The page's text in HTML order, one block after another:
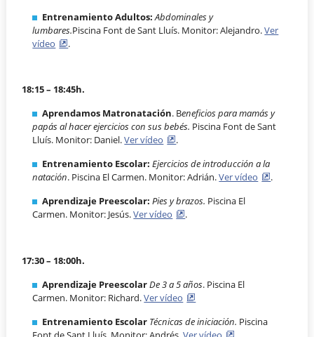
Entrenamiento Adultos:Abdominales y
lumbares.Piscina Font de Sant Lluís. Monitor: Alejandro.Ver
vídeo
.
18:15 – 18:45h.
Aprendamos Matronatación. Beneficios para mamás y
papás al hacer ejercicios con sus bebés. Piscina Font de Sant
Lluís. Monitor: Daniel.Ver vídeo
.
Entrenamiento Escolar:Ejercicios de introducción a la
natación. Piscina El Carmen. Monitor: Adrián.Ver vídeo
.
Aprendizaje Preescolar:Pies y brazos. Piscina El
Carmen. Monitor: Jesús.Ver vídeo .
17:30 – 18:00h.
Aprendizaje PreescolarDe 3 a 5 años. Piscina El
Carmen. Monitor: Richard.Ver vídeo
Entrenamiento Escolar Técnicas de iniciación. Piscina